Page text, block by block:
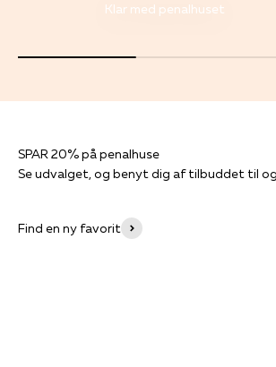
Klar med penalhuset
Se udvalget, og benyt dig af tilbuddet til
Find en ny favorit